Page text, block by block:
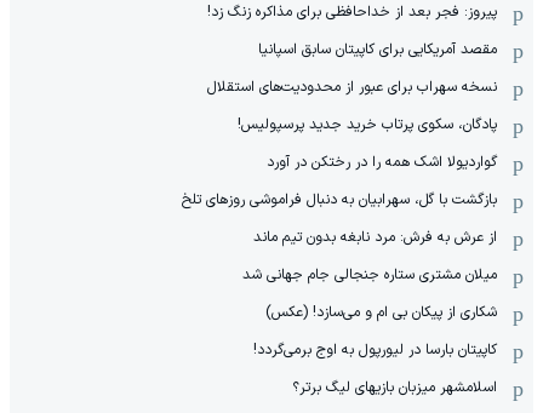
پیروز: فجر بعد از خداحافظی برای مذاکره زنگ زد!
مقصد آمریکایی برای کاپیتان سابق اسپانیا
نسخه سهراب برای عبور از محدودیت‌های استقلال
پادگان، سکوی پرتاب خرید جدید پرسپولیس!
گواردیولا اشک همه را در رختکن در آورد
بازگشت با گل، سهرابیان به دنبال فراموشی روزهای تلخ
از عرش به فرش: مرد نابغه‌ بدون تیم ماند
میلان مشتری ستاره جنجالی جام جهانی شد
شکاری از پیکان بی ام و می‌سازد! (عکس)
کاپیتان بارسا در لیورپول به اوج برمی‌گردد!
اسلامشهر میزبان بازیهای لیگ برتر؟